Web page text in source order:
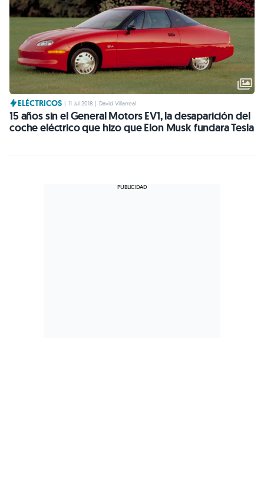
ELÉCTRICOS | 11 Jul 2018 | David Villarreal
15 años sin el General Motors EV1, la desaparición del
coche eléctrico que hizo que Elon Musk fundara Tesla